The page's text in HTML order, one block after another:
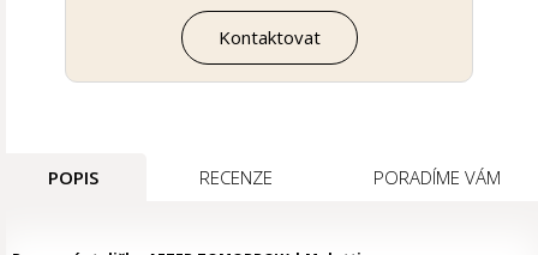
Kontaktovat
POPIS RECENZE PORADÍME VÁM